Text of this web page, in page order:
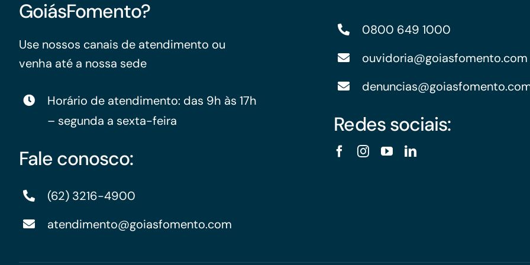
GoiásFomento?
Use nossos canais de atendimento ou
venha até a nossa sede
Horário de atendimento: das 9h às 17h
– segunda a sexta-feira
Fale conosco:
(62) 3216-4900
atendimento@goiasfomento.com
0800 649 1000
ouvidoria@goiasfomento.com
Redes sociais: